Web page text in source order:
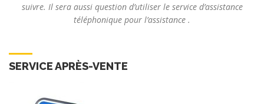
suivre. Il sera aussi question d’utiliser le service d’assistance
téléphonique pour l’assistance .
SERVICE APRÈS-VENTE